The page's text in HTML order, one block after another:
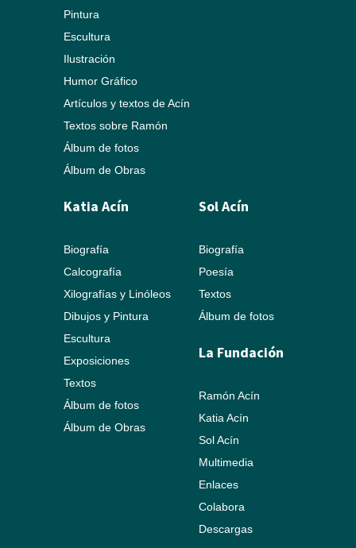
Pintura
Escultura
Ilustración
Humor Gráfico
Artículos y textos de Acín
Textos sobre Ramón
Álbum de fotos
Álbum de Obras
Katia Acín
Biografía
Calcografía
Xilografías y Linóleos
Dibujos y Pintura
Escultura
Exposiciones
Textos
Álbum de fotos
Álbum de Obras
Sol Acín
Biografía
Poesía
Textos
Álbum de fotos
La Fundación
Ramón Acín
Katia Acín
Sol Acín
Multimedia
Enlaces
Colabora
Descargas